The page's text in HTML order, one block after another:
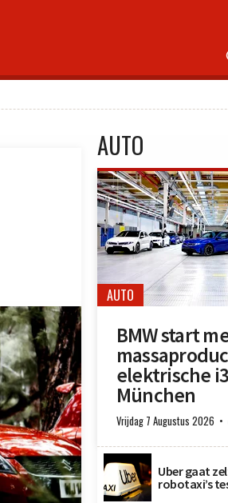
AUTO
AUTO
BMW start
elektrische
München
Vrijdag 7 Augustus 2026
Uber gaat
robotaxi’s